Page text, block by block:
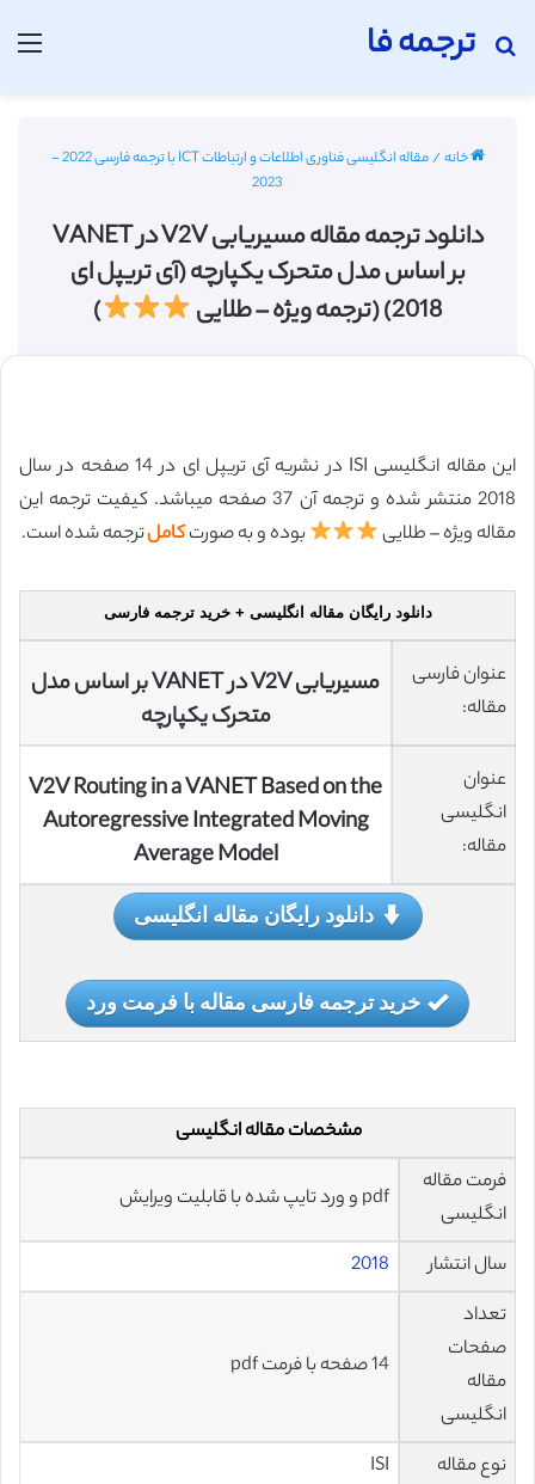
ترجمه فا
جستجو برای
خانه/
مقاله انگلیسی فناوری اطلاعات و ارتباطات ICT با ترجمه فارسی 2022 -
2023
دانلود ترجمه مقاله مسیریابی V2V در VANET
بر اساس مدل متحرک یکپارچه (آی تریپل ای
2018) (ترجمه ویژه – طلایی
)
این مقاله انگلیسی ISI در نشریه آی تریپل ای در 14 صفحه در سال
2018 منتشر شده و ترجمه آن 37 صفحه میباشد. کیفیت ترجمه این
مقاله ویژه – طلایی
بوده و به صورتکاملترجمه شده است.
دانلود رایگان مقاله انگلیسی + خرید ترجمه فارسی
عنوان فارسی
مقاله:
مسیریابی V2V در VANET بر اساس مدل
متحرک یکپارچه
عنوان
انگلیسی
مقاله:
V2V Routing in a VANET Based on the
Autoregressive Integrated Moving
Average Model
دانلود رایگان مقاله انگلیسی
خرید ترجمه فارسی مقاله با فرمت ورد
مشخصات مقاله انگلیسی
فرمت مقاله
انگلیسی
pdf و ورد تایپ شده با قابلیت ویرایش
سال انتشار
2018
تعداد
صفحات
مقاله
انگلیسی
14 صفحه با فرمت pdf
نوع مقاله
ISI